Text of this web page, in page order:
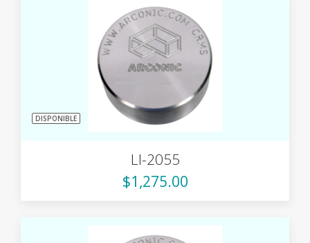
DISPONIBLE
LI-2055
$1,275.00